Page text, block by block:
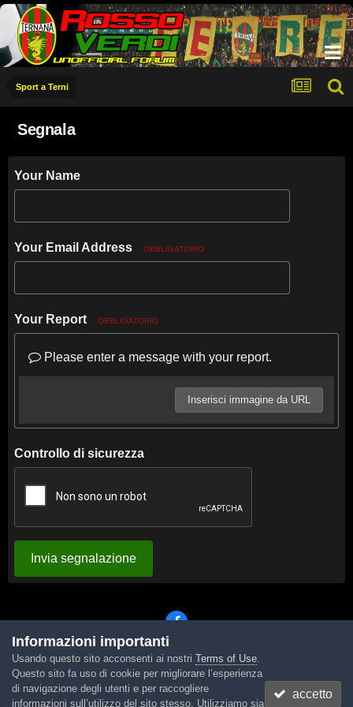
Sport a Terni
Segnala
Your Name
Your Email Address OBBLIGATORIO
Your Report OBBLIGATORIO
Please enter a message with your report.
Inserisci immagine da URL
Controllo di sicurezza
Invia segnalazione
Lingua Tema Contattaci Cookies
Powered by Invision Community
Informazioni importanti
Usando questo sito acconsenti ai nostri Terms of Use.
Questo sito fa uso di cookie per migliorare l’esperienza
di navigazione degli utenti e per raccogliere
informazioni sull’utilizzo del sito stesso. Utilizziamo sia
accetto